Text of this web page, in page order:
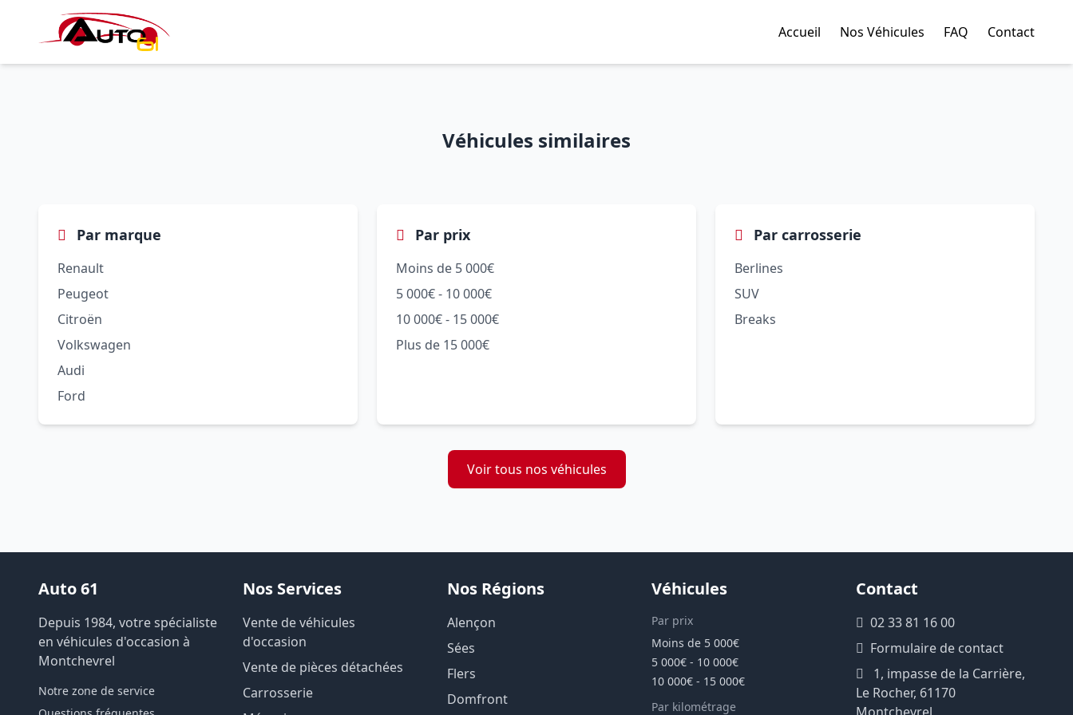
Accueil Nos Véhicules FAQ Contact
Véhicules similaires
Par marque
Renault
Peugeot
Citroën
Volkswagen
Audi
Ford
Par prix
Moins de 5 000€
5 000€ - 10 000€
10 000€ - 15 000€
Plus de 15 000€
Par carrosserie
Berlines
SUV
Breaks
Voir tous nos véhicules
Auto 61
Depuis 1984, votre spécialiste
en véhicules d'occasion à
Montchevrel
Notre zone de service
Nos Services
Vente de véhicules
d'occasion
Vente de pièces détachées
Carrosserie
Nos Régions
Alençon
Sées
Flers
Domfront
Véhicules
Par prix
Moins de 5 000€
5 000€ - 10 000€
10 000€ - 15 000€
Par kilométrage
Contact
02 33 81 16 00
Formulaire de contact
1, impasse de la Carrière,
Le Rocher, 61170